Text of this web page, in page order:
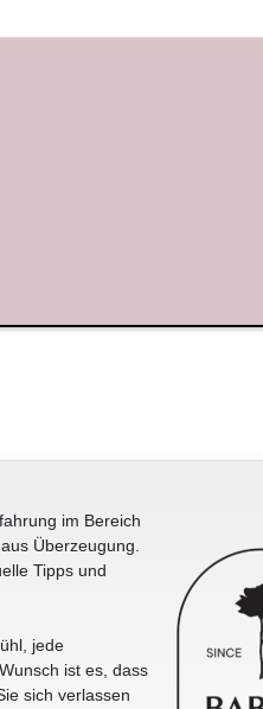
im Bereich
Überzeugung.
Tipps und
jede
ist es, dass
sich verlassen